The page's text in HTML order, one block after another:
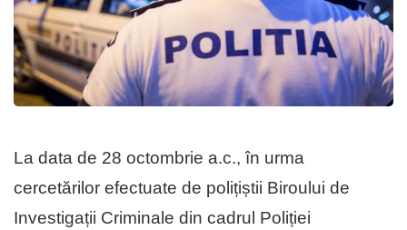
La data de 28 octombrie a.c., în urma
cercetărilor efectuate de polițiștii Biroului de
Investigații Criminale din cadrul Poliției